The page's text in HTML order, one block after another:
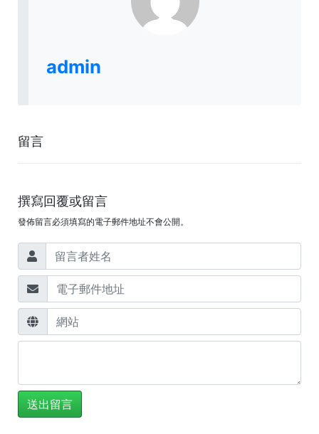
admin
留言
撰寫回覆或留言
發佈留言必須填寫的電子郵件地址不會公開。